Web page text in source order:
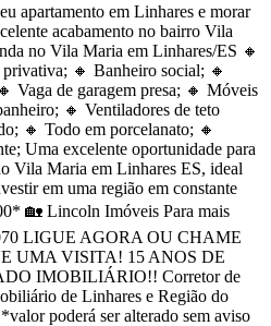
apartamento em Linhares e morar
acabamento no bairro Vila
no Vila Maria em Linhares/ES 🔸
🔸 Banheiro social; 🔸
Vaga de garagem presa; 🔸 Móveis
🔸 Ventiladores de teto
🔸 Todo em porcelanato; 🔸
Uma excelente oportunidade para
Vila Maria em Linhares ES, ideal
em uma região em constante
🏡 Lincoln Imóveis Para mais
LIGUE AGORA OU CHAME
UMA VISITA! 15 ANOS DE
IMOBILIÁRIO!! Corretor de
de Linhares e Região do
poderá ser alterado sem aviso